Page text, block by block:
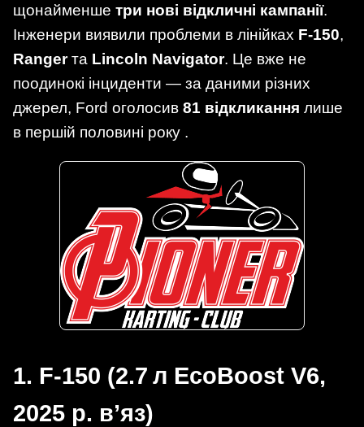
щонайменше три нові відкличні кампанії.
Інженери виявили проблеми в лінійках F‑150,
Rangerта Lincoln Navigator. Це вже не
поодинокі інциденти — за даними різних
джерел, Ford оголосив 81 відкликання лише
в першій половині року .
1. F‑150 (2.7 л EcoBoost V6,
2025 р. в’яз)